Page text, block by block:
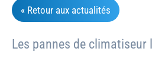
« Retour aux actualités
Les pannes de climatiseur